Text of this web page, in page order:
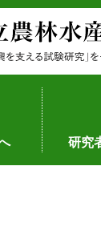
研究
研究者
シーズ
産学官
知的財
知的財
研究員
研究活
公的研